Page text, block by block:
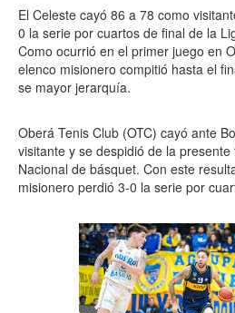
El Celeste cayó 86 a 78 como
0 la serie por cuartos de final de la
Como ocurrió en el primer juego en
elenco misionero compitió hasta el
se mayor jerarquía.
Oberá Tenis Club (OTC) cayó ante
visitante y se despidió de la
Nacional de básquet. Con este
misionero perdió 3-0 la serie por